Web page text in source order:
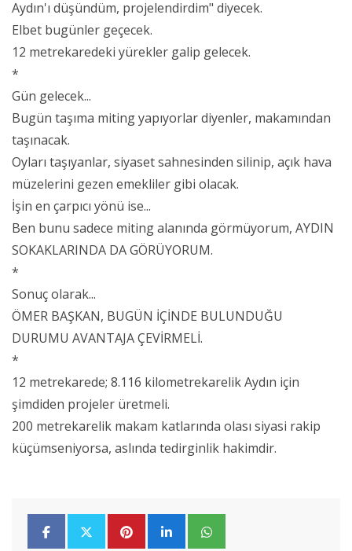
Aydın'ı düşündüm, projelendirdim" diyecek.
Elbet bugünler geçecek.
12 metrekaredeki yürekler galip gelecek.
*
Gün gelecek...
Bugün taşıma miting yapıyorlar diyenler, makamından
taşınacak.
Oyları taşıyanlar, siyaset sahnesinden silinip, açık hava
müzelerini gezen emekliler gibi olacak.
İşin en çarpıcı yönü ise...
Ben bunu sadece miting alanında görmüyorum, AYDIN
SOKAKLARINDA DA GÖRÜYORUM.
*
Sonuç olarak...
ÖMER BAŞKAN, BUGÜN İÇİNDE BULUNDUĞU
DURUMU AVANTAJA ÇEVİRMELİ.
*
12 metrekarede; 8.116 kilometrekarelik Aydın için
şimdiden projeler üretmeli.
200 metrekarelik makam katlarında olası siyasi rakip
küçümseniyorsa, aslında tedirginlik hakimdir.